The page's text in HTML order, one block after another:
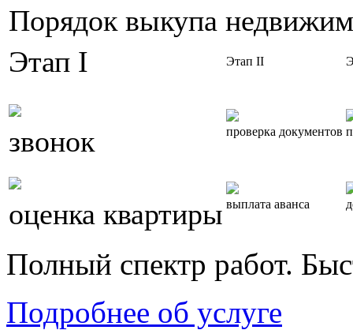
Порядок выкупа
Этап I
Этап II
звонок проверка документов
оценка квартиры выплата аванса
Полный спектр работ.
Подробнее об услуге